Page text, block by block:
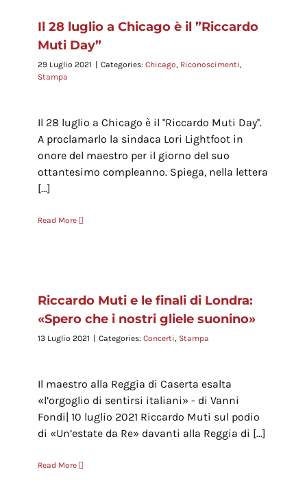
Il 28 luglio a Chicago è il ”Riccardo
Muti Day”
29 Luglio 2021 Categories: Chicago, Riconoscimenti,
Stampa
Il 28 luglio a Chicago è il ''Riccardo Muti Day''.
A proclamarlo la sindaca Lori Lightfoot in
onore del maestro per il giorno del suo
ottantesimo compleanno. Spiega, nella lettera
[...]
Read More
Riccardo Muti e le finali di Londra:
«Spero che i nostri gliele suonino»
13 Luglio 2021 Categories: Concerti, Stampa
Il maestro alla Reggia di Caserta esalta
«l’orgoglio di sentirsi italiani» - di Vanni
Fondi| 10 luglio 2021 Riccardo Muti sul podio
di «Un’estate da Re» davanti alla Reggia di [...]
Read More